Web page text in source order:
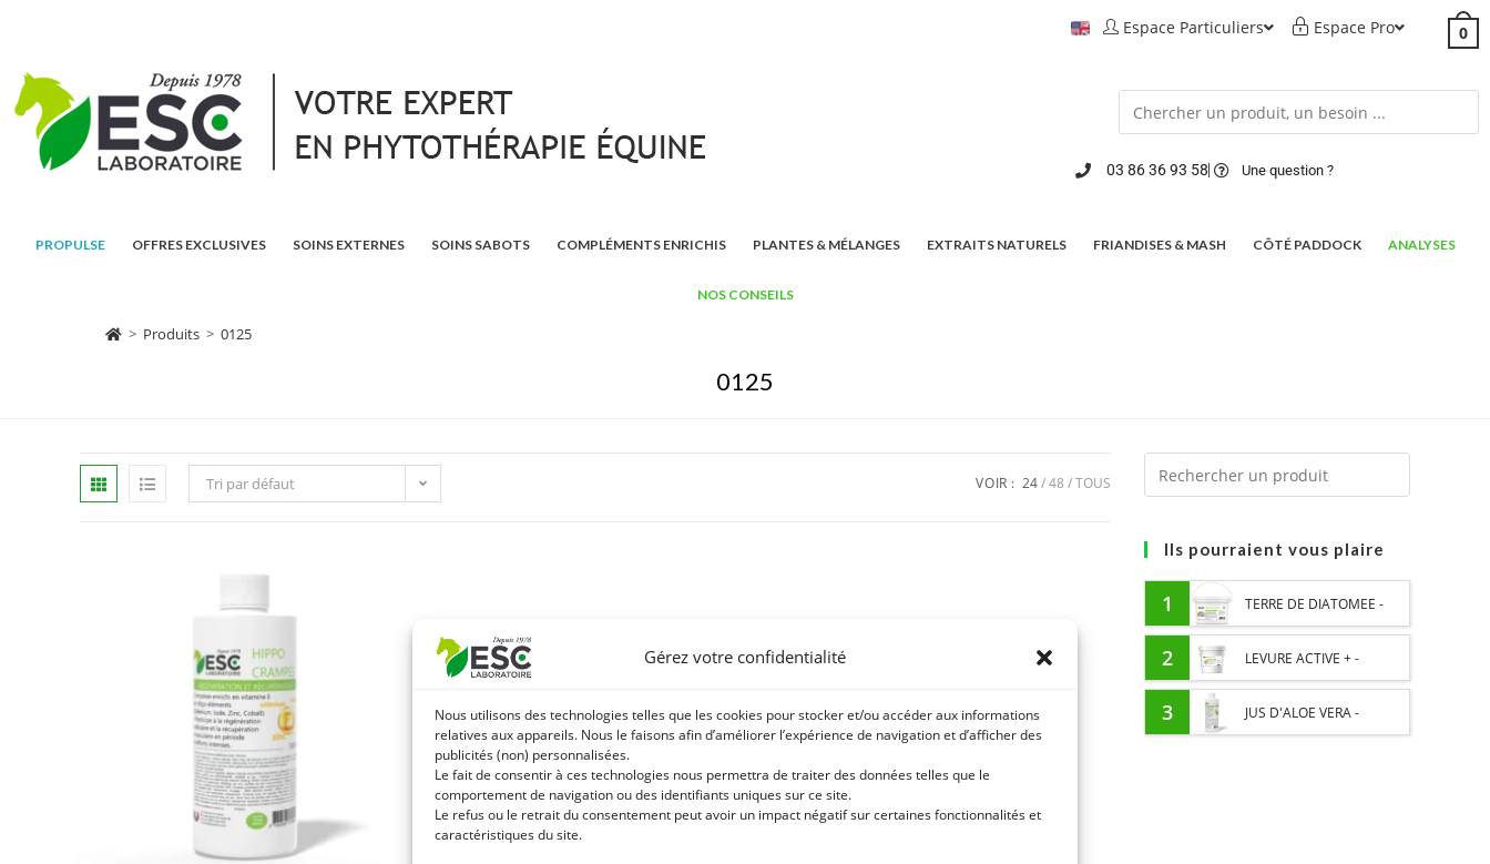
Gérez votre confidentialité
Nous utilisons des technologies telles que les cookies pour stocker et/ou accéder aux informations
relatives aux appareils. Nous le faisons afin d’améliorer l’expérience de navigation et d’afficher des
publicités (non) personnalisées.
Le fait de consentir à ces technologies nous permettra de traiter des données telles que le
comportement de navigation ou des identifiants uniques sur ce site.
Le refus ou le retrait du consentement peut avoir un impact négatif sur certaines fonctionnalités et
caractéristiques du site.
Espace Particuliers Espace Pro 0
03 86 36 93 58 Une question ?
PROPULSE OFFRES EXCLUSIVES SOINS EXTERNES SOINS SABOTS COMPLÉMENTS ENRICHIS PLANTES & MÉLANGES EXTRAITS NATURELS FRIANDISES & MASH CÔTÉ PADDOCK ANALYSES
NOS CONSEILS
> Produits > 0125
0125
Tri par défaut VOIR : 24 48 TOUS
Ils pourraient vous plaire
1 TERRE DE DIATOMEE -
PARASITES EXTERNES
CHEVAL
2 LEVURE ACTIVE + -
PROBIOTIQUE CHEVAL -
3 JUS D'ALOE VERA -